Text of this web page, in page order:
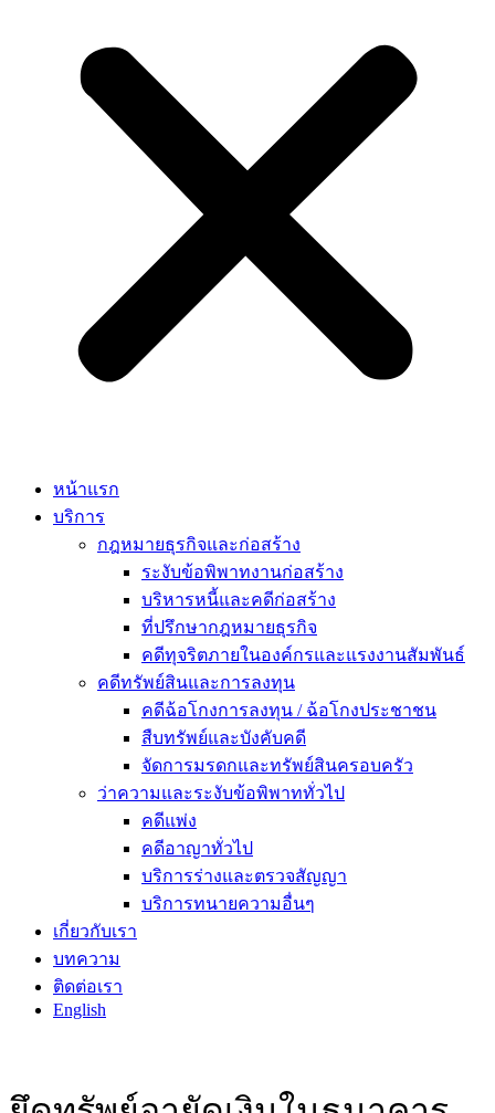
หน้าแรก
บริการ
กฎหมายธุรกิจและก่อสร้าง
ระงับข้อพิพาทงานก่อสร้าง
บริหารหนี้และคดีก่อสร้าง
ที่ปรึกษากฎหมายธุรกิจ
คดีทุจริตภายในองค์กรและแรงงานสัมพันธ์
คดีทรัพย์สินและการลงทุน
คดีฉ้อโกงการลงทุน / ฉ้อโกงประชาชน
สืบทรัพย์และบังคับคดี
จัดการมรดกและทรัพย์สินครอบครัว
ว่าความและระงับข้อพิพาททั่วไป
คดีแพ่ง
คดีอาญาทั่วไป
บริการร่างและตรวจสัญญา
บริการทนายความอื่นๆ
เกี่ยวกับเรา
บทความ
ติดต่อเรา
English